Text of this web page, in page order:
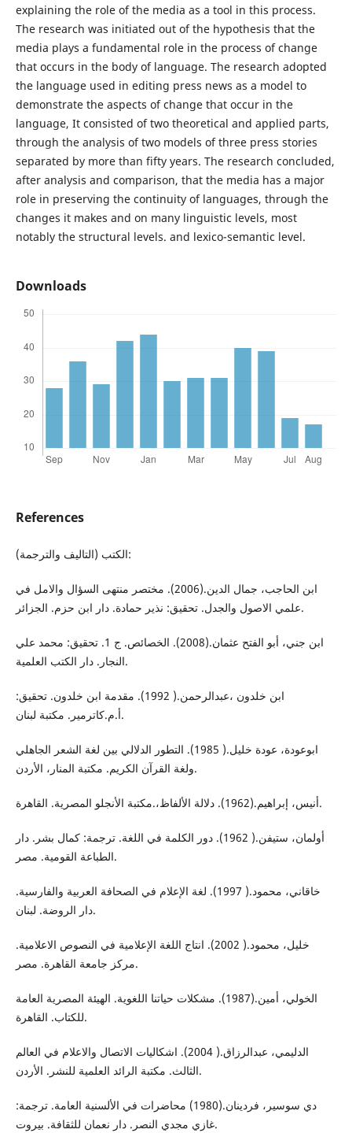
explaining the role of the media as a tool in this process.
The research was initiated out of the hypothesis that the
media plays a fundamental role in the process of change
that occurs in the body of language. The research adopted
the language used in editing press news as a model to
demonstrate the aspects of change that occur in the
language, It consisted of two theoretical and applied parts,
through the analysis of two models of three press stories
separated by more than fifty years. The research concluded,
after analysis and comparison, that the media has a major
role in preserving the continuity of languages, through the
changes it makes and on many linguistic levels, most
notably the structural levels. and lexico-semantic level.
Downloads
References
الكتب (التاليف والترجمة):
ابن الحاجب، جمال الدين.(2006). مختصر منتهى السؤال والامل في
علمي الاصول والجدل. تحقيق: نذير حمادة. دار ابن حزم. الجزائر.
ابن جني، أبو الفتح عثمان.(2008). الخصائص. ج 1. تحقيق: محمد علي
النجار. دار الكتب العلمية.
ابن خلدون ،عبدالرحمن.( 1992). مقدمة ابن خلدون. تحقيق:
أ.م.كاترمير. مكتبة لبنان.
ابوعودة، عودة خليل.( 1985). التطور الدلالي بين لغة الشعر الجاهلي
ولغة القرآن الكريم. مكتبة المنار، الأردن.
أنيس، إبراهيم.(1962). دلالة الألفاظ،.مكتبة الأنجلو المصرية. القاهرة.
أولمان، ستيفن.( 1962). دور الكلمة في اللغة. ترجمة: كمال بشر. دار
الطباعة القومية. مصر.
خاقاني، محمود.( 1997). لغة الإعلام في الصحافة العربية والفارسية.
دار الروضة. لبنان.
خليل، محمود.( 2002). انتاج اللغة الإعلامية في النصوص الاعلامية.
مركز جامعة القاهرة. مصر.
الخولي، أمين.(1987). مشكلات حياتنا اللغوية. الهيئة المصرية العامة
للكتاب. القاهرة.
الدليمي، عبدالرزاق.( 2004). اشكاليات الاتصال والاعلام في العالم
الثالث. مكتبة الرائد العلمية للنشر. الأردن.
دي سوسير، فردينان.(1980) محاضرات في الألسنية العامة. ترجمة:
غازي مجدي النصر. دار نعمان للثقافة. بيروت.